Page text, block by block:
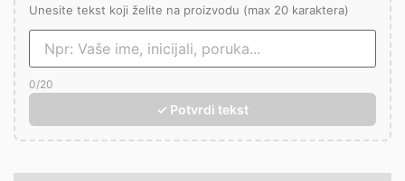
Unesite tekst koji želite na proizvodu (max 20 karaktera)
0/20
✓ Potvrdi tekst